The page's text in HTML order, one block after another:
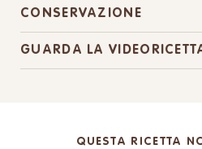
CONSERVAZIONE
GUARDA LA
QUESTA RICETTA